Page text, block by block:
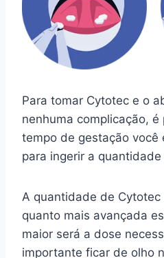
Para tomar Cytotec e o
nenhuma complicação,
tempo de gestação você
para ingerir a
A quantidade de Cytotec
quanto mais avançada
maior será a dose
importante ficar de olho